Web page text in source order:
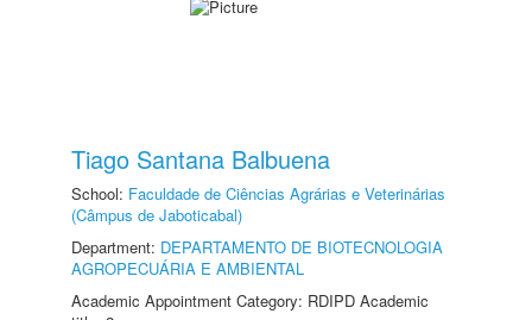
Tiago Santana Balbuena
School: Faculdade de Ciências Agrárias e Veterinárias
(Câmpus de Jaboticabal)
Department: DEPARTAMENTO DE BIOTECNOLOGIA
AGROPECUÁRIA E AMBIENTAL
Academic Appointment Category: RDIPD Academic